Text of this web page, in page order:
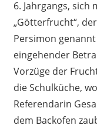
6. Jahrgangs,
„Götterfrucht“,
Persimon
eingehender
Vorzüge der
die Schulküche,
Referendarin
dem Backofen